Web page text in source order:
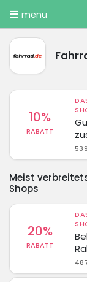
menu
10%
RABATT
Meist
Shops
20%
RABATT